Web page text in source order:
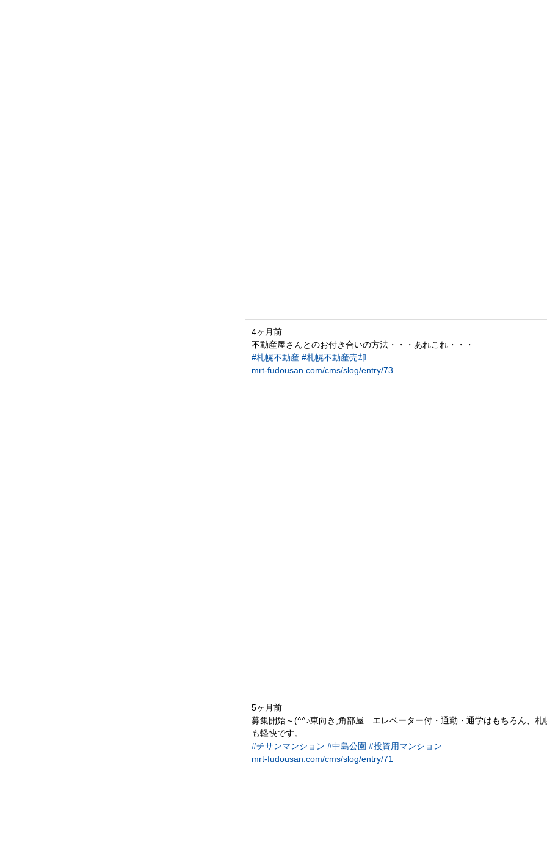
4ヶ月前
不動産屋さんとのお付き合いの方法・・・あれこれ・・・
#札幌不動産 #札幌不動産売却
mrt-fudousan.com/cms/slog/entry/73
5ヶ月前
募集開始～(^^♪東向き,⾓部屋 エレベーター付・通勤・通学はもちろん、札
も軽快です。
#チサンマンション #中島公園 #投資用マンション
mrt-fudousan.com/cms/slog/entry/71